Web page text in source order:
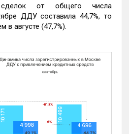
от общего числа
ДДУ составила 44,7%, то
в августе (47,7%).